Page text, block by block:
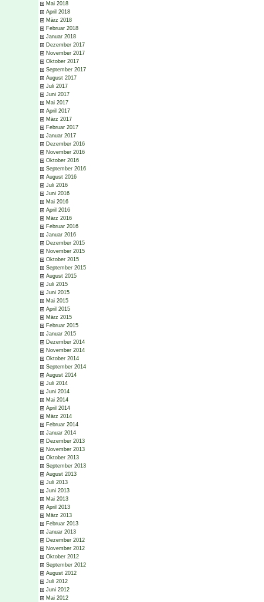
Mai 2018
April 2018
März 2018
Februar 2018
Januar 2018
Dezember 2017
November 2017
Oktober 2017
September 2017
August 2017
Juli 2017
Juni 2017
Mai 2017
April 2017
März 2017
Februar 2017
Januar 2017
Dezember 2016
November 2016
Oktober 2016
September 2016
August 2016
Juli 2016
Juni 2016
Mai 2016
April 2016
März 2016
Februar 2016
Januar 2016
Dezember 2015
November 2015
Oktober 2015
September 2015
August 2015
Juli 2015
Juni 2015
Mai 2015
April 2015
März 2015
Februar 2015
Januar 2015
Dezember 2014
November 2014
Oktober 2014
September 2014
August 2014
Juli 2014
Juni 2014
Mai 2014
April 2014
März 2014
Februar 2014
Januar 2014
Dezember 2013
November 2013
Oktober 2013
September 2013
August 2013
Juli 2013
Juni 2013
Mai 2013
April 2013
März 2013
Februar 2013
Januar 2013
Dezember 2012
November 2012
Oktober 2012
September 2012
August 2012
Juli 2012
Juni 2012
Mai 2012